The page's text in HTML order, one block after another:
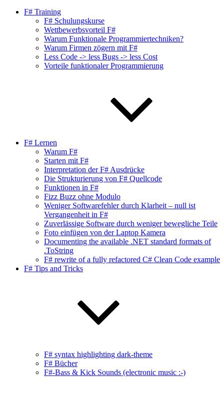
F# Training
F# Schulungskurse
Wettbewerbsvorteil F#
Warum Funktionale Programmiertechniken?
Warum Firmen zögern mit F#
Less Code -> less Bugs -> less Cost
Vorteile funktionaler Programmierung
F# Lernen
Warum F#
Starten mit F#
Interpretation der F# Ausdrücke
Die Strukturierung von F# Quellcode
Funktionen in F#
Fizz Buzz ohne Modulo
Weniger Softwarefehler durch Klarheit – null ist
Vergangenheit in F#
Zuverlässige Software durch weniger bewegliche Teile
Foto einfügen von der Laptop Kamera
Documenting the available .NET standard formats of
.ToString
F# rewrite of a fully refactored C# Clean Code example
F# Tips and Tricks
F# syntax highlighting dark-theme
F# Bücher
F#-Bass & Kick Sounds (electronic music :-)